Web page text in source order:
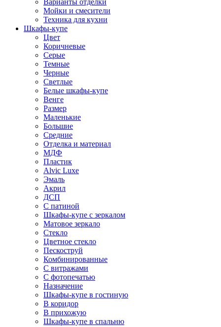
Варианты отделки
Мойки и смесители
Техника для кухни
Шкафы-купе
Цвет
Коричневые
Серые
Темные
Черные
Светлые
Белые шкафы-купе
Венге
Размер
Маленькие
Большие
Средние
Отделка и материал
МДФ
Пластик
Alvic Luxe
Эмаль
Акрил
ДСП
С патиной
Шкафы-купе с зеркалом
Матовое зеркало
Стекло
Цветное стекло
Пескоструй
Комбинированные
С витражами
С фотопечатью
Назначение
Шкафы-купе в гостиную
В коридор
В прихожую
Шкафы-купе в спальню